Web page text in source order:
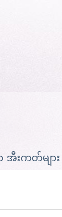
အီးကတ်များ